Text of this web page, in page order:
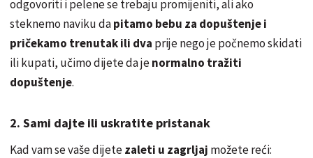
odgovoriti i pelene se trebaju promijeniti, ali ako
steknemo naviku dapitamo bebu za dopuštenje i
pričekamo trenutak ili dva prije nego je počnemo skidati
ili kupati, učimo dijete da jenormalno tražiti
dopuštenje.
2. Sami dajte ili uskratite pristanak
Kad vam se vaše dijetezaleti u zagrljaj možete reći: